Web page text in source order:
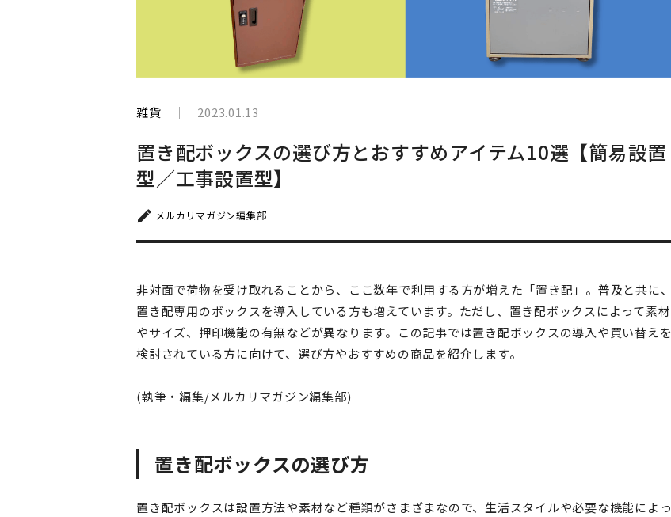
雑貨 2023.01.13
置き配ボックスの選び方とおすすめアイテム10選【簡易設置
型／工事設置型】
メルカリマガジン編集部
非対面で荷物を受け取れることから、ここ数年で利用する方が増えた「置き配」。普及と共に、
置き配専用のボックスを導入している方も増えています。ただし、置き配ボックスによって素材
やサイズ、押印機能の有無などが異なります。この記事では置き配ボックスの導入や買い替えを
検討されている方に向けて、選び方やおすすめの商品を紹介します。
(執筆・編集/メルカリマガジン編集部)
置き配ボックスの選び方
置き配ボックスは設置方法や素材など種類がさまざまなので、生活スタイルや必要な機能によっ